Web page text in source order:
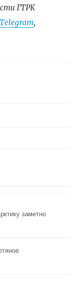
ГТРК
Telegram,
заметно